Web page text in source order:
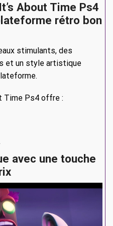
About Time Ps4
rétro bon
stimulants, des
et un style artistique
Time Ps4 offre :
avec une touche